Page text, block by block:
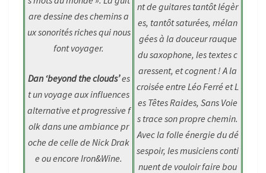
are dessine des chemins a
ux sonorités riches qui nous
font voyager.
Dan ‘beyond the clouds’es
t un voyage aux influences
alternative et progressive f
olk dans une ambiance pr
oche de celle de Nick Drak
e ou encore Iron&Wine.
nt de guitares tantôt légèr
es, tantôt saturées, mélan
gées à la douceur rauque
du saxophone, les textes c
aressent, et cognent ! A la
croisée entre Léo Ferré et L
es Têtes Raides, Sans Voie
s trace son propre chemin.
Avec la folle énergie du dé
sespoir, les musiciens conti
nuent de vouloir faire bou